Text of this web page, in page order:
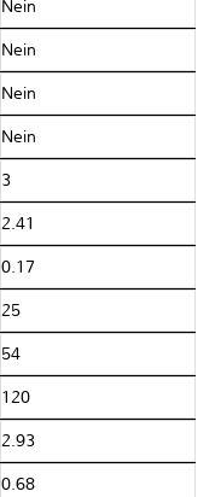
Nein
Nein
Nein
Nein
3
2.41
0.17
25
54
120
2.93
0.68